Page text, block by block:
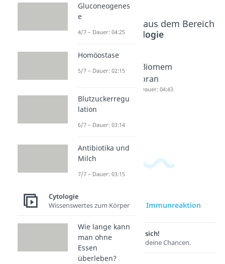
Beliebte Inhalte aus dem Bereich
Cytologie
Verlauf
nskrank
heit
Dauer: 03:01
Salutoge
Dauer: 04:48
Biomem
bran
Dauer: 04:43
zur Videoseite: Immunreaktion
Lernen lohnt sich!
Entdecke hier deine Chancen.
Gluconeogenes
e
4/7 – Dauer: 04:25
Homöostase
5/7 – Dauer: 02:15
Blutzuckerregu
lation
6/7 – Dauer: 03:14
Antibiotika und
Milch
7/7 – Dauer: 03:15
Cytologie
Wissenswertes zum Körper
Wie lange kann
man ohne
Essen
überleben?